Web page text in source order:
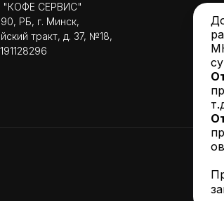
СЕРВИС"
РБ, г. Минск,
тракт, д. 37, №18,